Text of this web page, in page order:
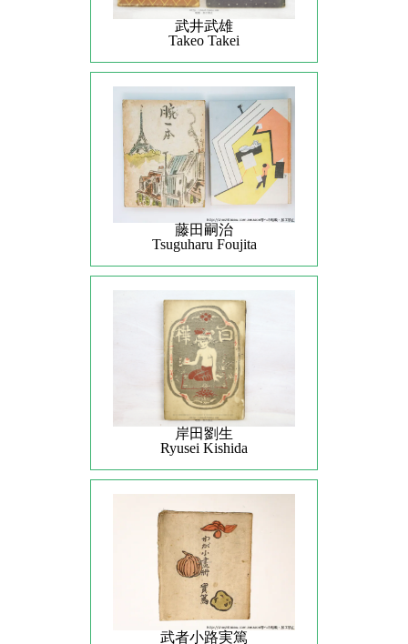
武井武雄
Takeo Takei
藤田嗣治
Tsuguharu Foujita
岸田劉生
Ryusei Kishida
武者小路実篤